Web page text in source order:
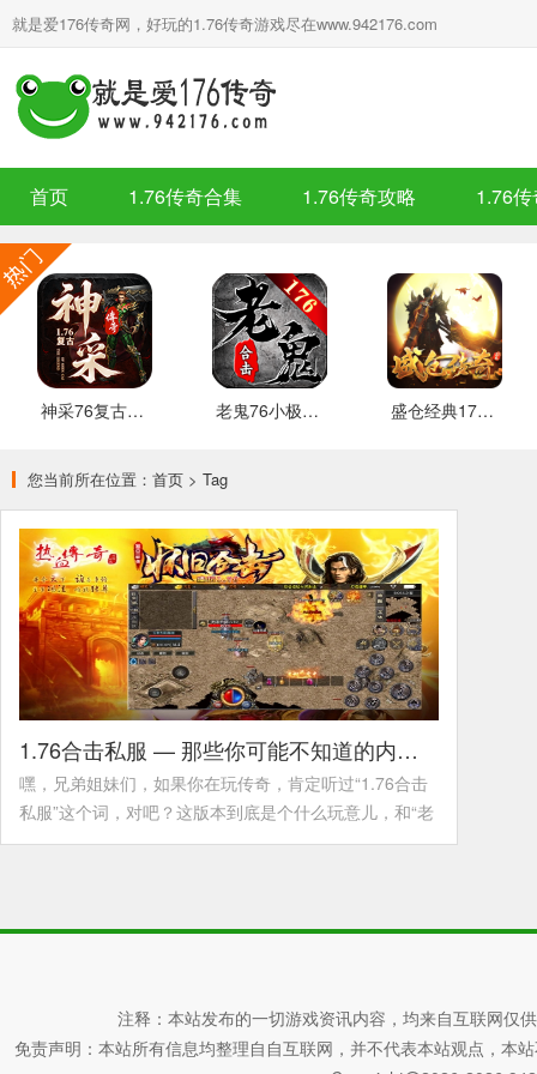
就是爱176传奇网，好玩的1.76传奇游戏尽在www.942176.com
首页 1.76传奇合集 1.76传奇攻略 1.76
神采76复古加强版 安卓下载 老鬼76小极品合击 推荐 盛仓经典176 安卓下载
您当前所在位置： 首页 > Tag
1.76合击私服 — 那些你可能不知道的内幕与真香体验
嘿，兄弟姐妹们，如果你在玩传奇，肯定听过“1.76合击
私服”这个词，对吧？这版本到底是个什么玩意儿，和“老
传奇”“单职业”“复古服”&ldq详情>>
注释：本站发布的一切游戏资讯内容，均来自互联网仅
免责声明：本站所有信息均整理自自互联网，并不代表本站观点，本